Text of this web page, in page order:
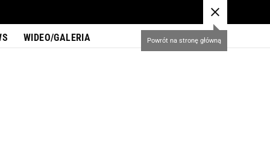
Powrót na stronę główną
WIDEO/GALERIA